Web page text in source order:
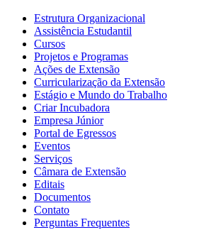
Estrutura Organizacional
Assistência Estudantil
Cursos
Projetos e Programas
Ações de Extensão
Curricularização da Extensão
Estágio e Mundo do Trabalho
Criar Incubadora
Empresa Júnior
Portal de Egressos
Eventos
Serviços
Câmara de Extensão
Editais
Documentos
Contato
Perguntas Frequentes